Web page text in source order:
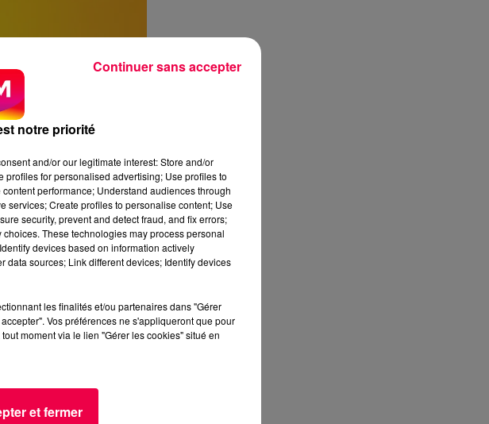
notre priorité
and/or our legitimate interest: Store and/or
for personalised advertising; Use profiles to
performance; Understand audiences through
services; Create profiles to personalise content; Use
security, prevent and detect fraud, and fix errors;
These technologies may process personal
devices based on information actively
sources; Link different devices; Identify devices
les finalités et/ou partenaires dans "Gérer
Vos préférences ne s'appliqueront que pour
moment via le lien "Gérer les cookies" situé en
et fermer
Continuer sans accepter